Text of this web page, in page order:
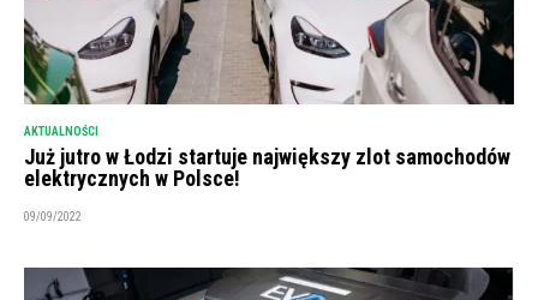
AKTUALNOŚCI
Już jutro w Łodzi startuje największy zlot samochodów
elektrycznych w Polsce!
09/09/2022